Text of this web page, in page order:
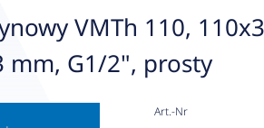
VMTh 110,
mm, G1/2", prosty
Art.-Nr